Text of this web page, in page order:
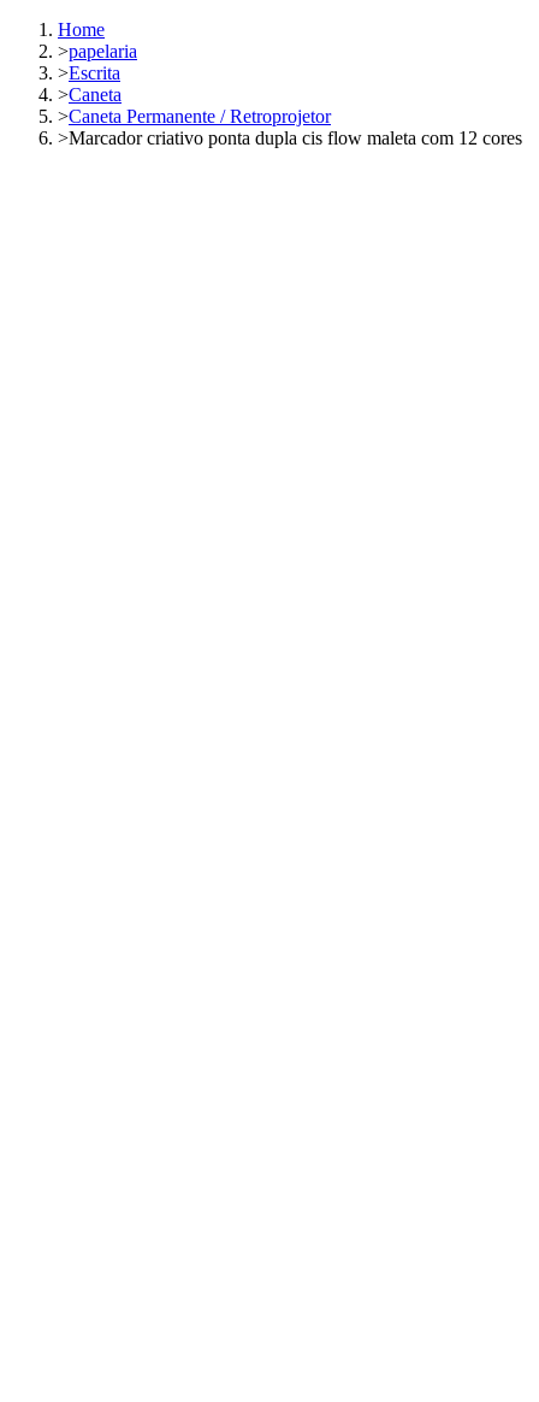
Home
>papelaria
>Escrita
>Caneta
>Caneta Permanente / Retroprojetor
>Marcador criativo ponta dupla cis flow maleta com 12 cores